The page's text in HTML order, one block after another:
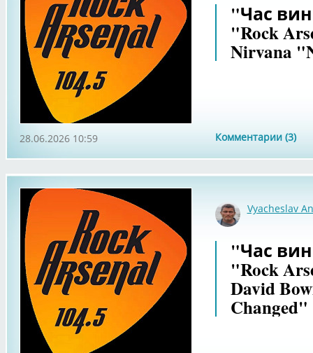
"Час
"Rock
Nirvana
Комментарии (3)
28.06.2026 10:59
Vyacheslav
"Час
"Rock
David
Changed"